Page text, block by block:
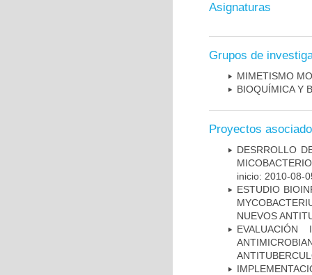
Asignaturas
Grupos de
MIMETISMO
BIOQUÍMICA Y
Proyectos
DESRROLLO
inicio: 2010-08-
ESTUDIO
NUEVOS